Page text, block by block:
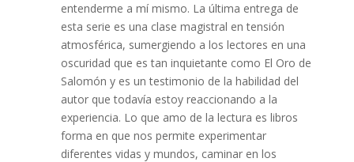
entenderme a mí mismo. La última entrega de
esta serie es una clase magistral en tensión
atmosférica, sumergiendo a los lectores en una
oscuridad que es tan inquietante como El Oro de
Salomón y es un testimonio de la habilidad del
autor que todavía estoy reaccionando a la
experiencia. Lo que amo de la lectura es libros
forma en que nos permite experimentar
diferentes vidas y mundos, caminar en los